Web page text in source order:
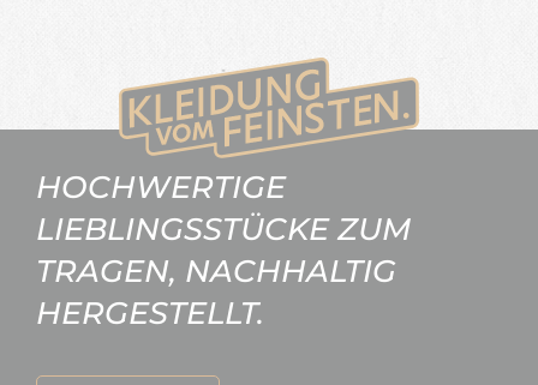
HOCHWERTIGE
LIEBLINGSSTÜCKE ZUM
TRAGEN, NACHHALTIG
HERGESTELLT.